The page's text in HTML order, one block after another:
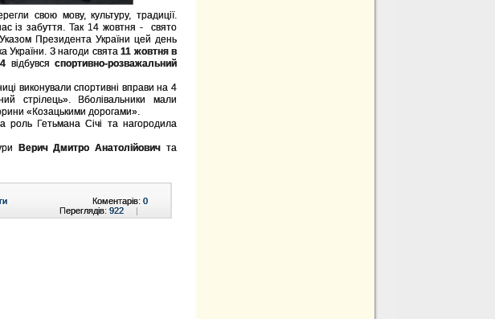
свою мову, культуру, традиції.
із забуття. Так 14 жовтня - свято
Указом Президента України цей день
України. З нагоди свята11 жовтня в
відбувся спортивно-розважальний
виконували спортивні вправи на 4
стрілець». Вболівальники мали
«Козацькими дорогами».
роль Гетьмана Січі та нагородила
Верич Дмитро Анатолійович та
Коментарів: 0
Переглядів: 922 |